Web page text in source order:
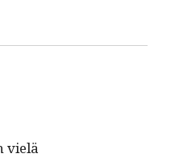
vielä